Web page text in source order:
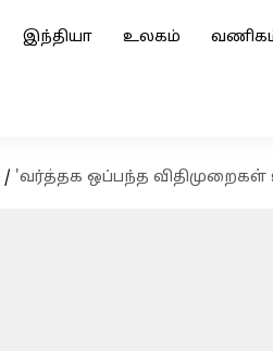
இந்தியா உலகம்
/ 'வர்த்தக ஒப்பந்த விதிமுறைகள்